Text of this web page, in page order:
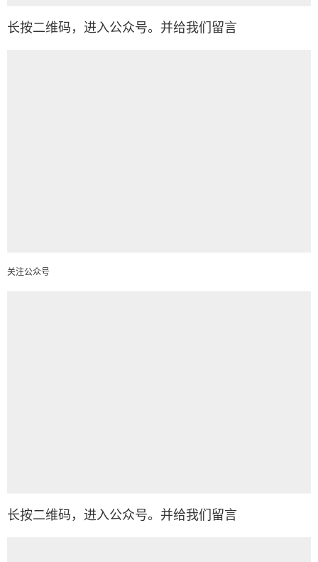
长按二维码，进入公众号。并给我们留言
关注公众号
长按二维码，进入公众号。并给我们留言